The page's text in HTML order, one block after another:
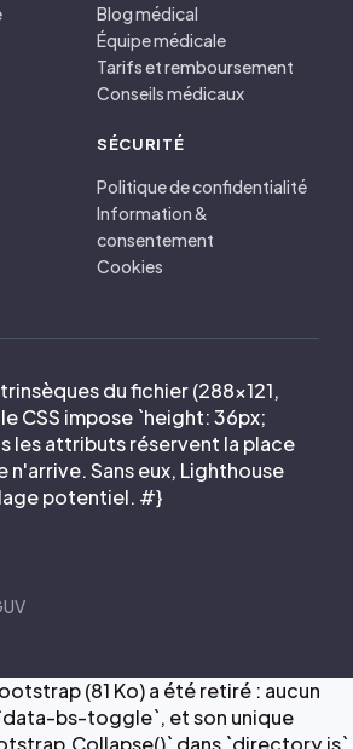
Blog médical
Équipe médicale
Tarifs et remboursement
Conseils médicaux
SÉCURITÉ
Politique de confidentialité
Information &
consentement
Cookies
du fichier (288×121,
CSS impose `height: 36px;
les attributs réservent la place
n'arrive. Sans eux, Lighthouse
potentiel. #}
(81 Ko) a été retiré : aucun
bs-toggle`, et son unique
dans `directory.js`